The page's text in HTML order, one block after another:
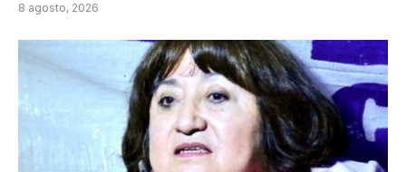
8 agosto, 2026